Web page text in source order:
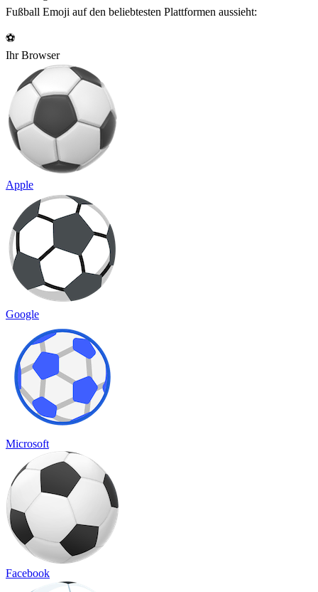
Fußball Emoji auf den beliebtesten Plattformen aussieht:
⚽
Ihr Browser
Apple
Google
Microsoft
Facebook